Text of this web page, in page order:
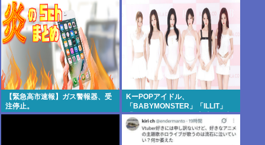
【緊急高市速報】ガス警報器、受
注停止。
KーPOPアイドル、
「BABYMONSTER」「ILLIT」
「RESCENE」の三国志時代に突
入！